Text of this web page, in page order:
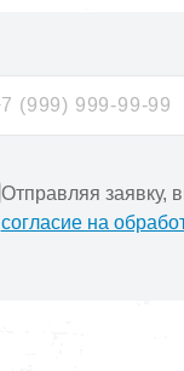
Отправляя заявку,
согласие на